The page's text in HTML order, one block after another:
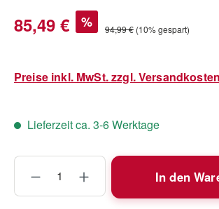
Verkaufspreis:
85,49 € % Regulärer Preis:
94,99 € (10% gespart)
Preise inkl. MwSt. zzgl. Versandkosten
Lieferzeit ca. 3-6 Werktage
Produkt Anzahl: Gib den
In den